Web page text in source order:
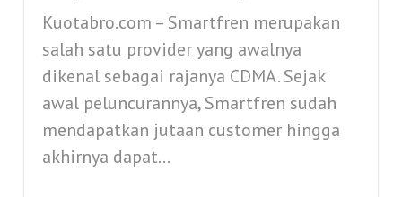
Kuotabro.com – Smartfren merupakan
salah satu provider yang awalnya
dikenal sebagai rajanya CDMA. Sejak
awal peluncurannya, Smartfren sudah
mendapatkan jutaan customer hingga
akhirnya dapat...